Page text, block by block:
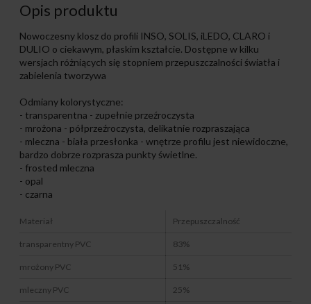
Opis produktu
Nowoczesny klosz do profili INSO, SOLIS, iLEDO, CLARO i
DULIO o ciekawym, płaskim kształcie. Dostępne w kilku
wersjach różniących się stopniem przepuszczalności światła i
zabielenia tworzywa
Odmiany kolorystyczne:
- transparentna - zupełnie przeźroczysta
- mrożona - półprzeźroczysta, delikatnie rozpraszająca
- mleczna - biała przesłonka - wnętrze profilu jest niewidoczne,
bardzo dobrze rozprasza punkty świetlne.
- frosted mleczna
- opal
- czarna
Materiał Przepuszczalność
transparentny PVC 83%
mrożony PVC 51%
mleczny PVC 25%